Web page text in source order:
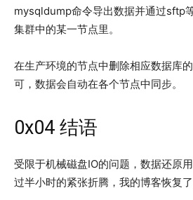
mysqldump命令导出数据并通过sftp
集群中的某一节点里。
在生产环境的节点中删除相应数据库
可，数据会自动在各个节点中同步。
0x04 结语
受限于机械磁盘IO的问题，数据还原
过半小时的紧张折腾，我的博客恢复了